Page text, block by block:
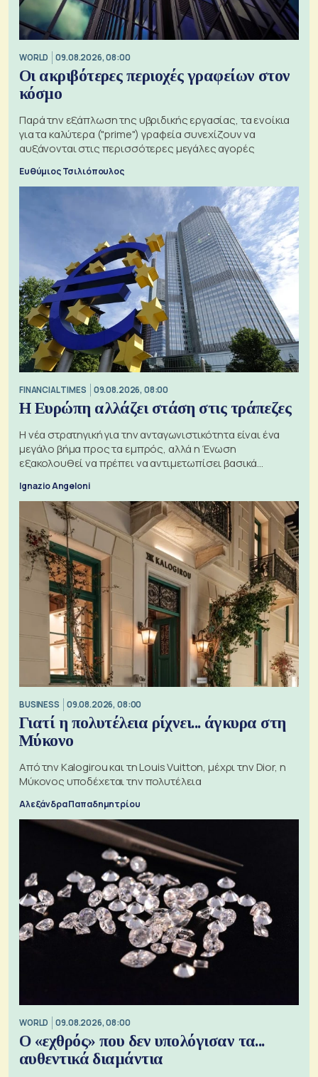
WORLD 09.08.2026, 08:00
Οι ακριβότερες περιοχές γραφείων στον
κόσμο
Παρά την εξάπλωση της υβριδικής εργασίας, τα ενοίκια
για τα καλύτερα ("prime") γραφεία συνεχίζουν να
αυξάνονται στις περισσότερες μεγάλες αγορές
Ευθύμιος Τσιλιόπουλος
FINANCIAL TIMES 09.08.2026, 08:00
Η Ευρώπη αλλάζει στάση στις τράπεζες
Η νέα στρατηγική για την ανταγωνιστικότητα είναι ένα
μεγάλο βήμα προς τα εμπρός, αλλά η Ένωση
εξακολουθεί να πρέπει να αντιμετωπίσει βασικά
Ignazio Angeloni
BUSINESS 09.08.2026, 08:00
Γιατί η πολυτέλεια ρίχνει... άγκυρα στη
Μύκονο
Από την Kalogirou και τη Louis Vuitton, μέχρι την Dior, η
Μύκονος υποδέχεται την πολυτέλεια
Αλεξάνδρα Παπαδημητρίου
WORLD 09.08.2026, 08:00
Ο «εχθρός» που δεν υπολόγισαν τα...
αυθεντικά διαμάντια